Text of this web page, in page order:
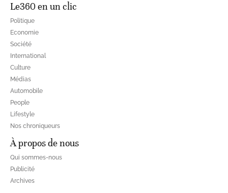
Le360 en un clic
Politique
Economie
Société
International
Culture
Médias
Automobile
People
Lifestyle
Nos chroniqueurs
À propos de nous
Qui sommes-nous
Publicité
Archives